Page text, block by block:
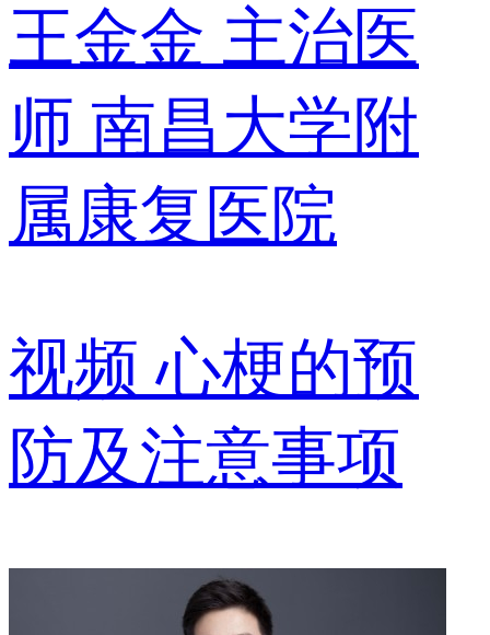
王金金 主治医
师 南昌大学附
属康复医院
视频 心梗的预
防及注意事项